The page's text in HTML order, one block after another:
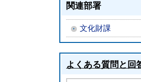
関連部署
文化財課
よくある質問と回